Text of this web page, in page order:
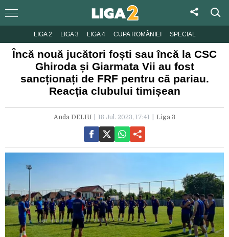
LIGA 2 LIGA 3 LIGA 4 CUPA ROMÂNIEI SPECIAL
Încă nouă jucători foști sau încă la CSC
Ghiroda și Giarmata Vii au fost
sancționați de FRF pentru că pariau.
Reacția clubului timișean
Anda DELIU 18 Jul. 2023, 17:41 Liga 3